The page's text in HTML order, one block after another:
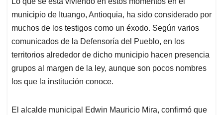
s
A
p
p
b
o
o
k
e
d
I
n
l
a
d
s
municipio de Ituango, Antioquia, ha sido considerado por
muchos de los testigos como un éxodo. Según varios
comunicados de la Defensoría del Pueblo, en los
territorios alrededor de dicho municipio hacen presencia
grupos al margen de la ley, aunque son pocos nombres
los que la institución conoce.
El alcalde municipal Edwin Mauricio Mira, confirmó que